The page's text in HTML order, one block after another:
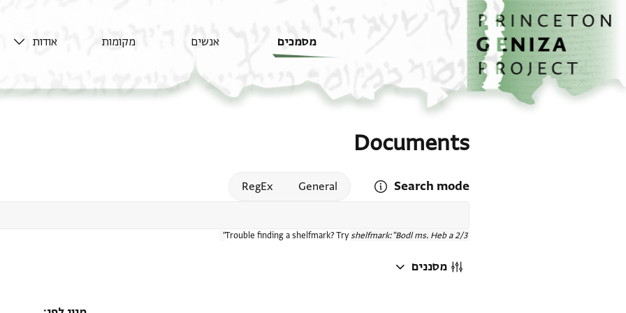
דילוג לתוכן
דף הבית
מסמכים אנשים מקומות אודות
Documents
Search mode
Open search mode help
General
RegEx
Trouble finding a shelfmark? Try shelfmark:"Bodl ms. Heb a 2/3"
מסננים